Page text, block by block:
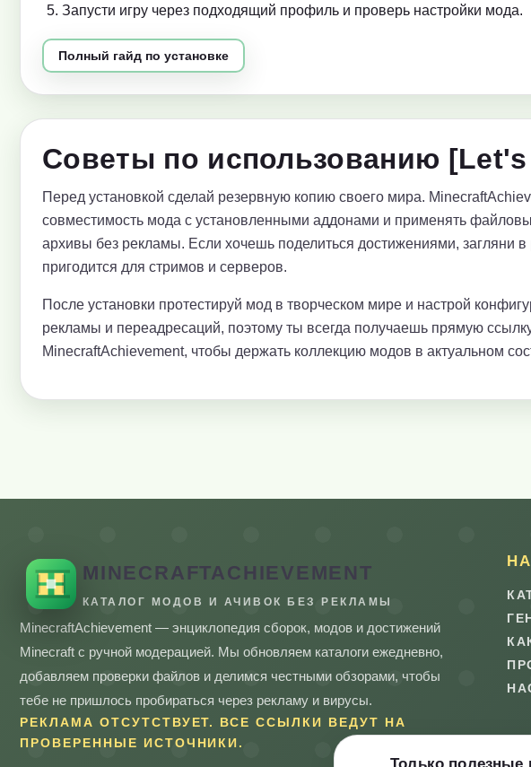
Запусти игру через подходящий профиль и проверь настройки мода.
Полный гайд по установке
Советы по использованию [Let's
Перед установкой сделай резервную копию своего мира.
совместимость мода с установленными аддонами и применять
архивы без рекламы. Если хочешь поделиться достижениями, загляни
пригодится для стримов и серверов.
После установки протестируй мод в творческом мире и настрой
рекламы и переадресаций, поэтому ты всегда получаешь прямую
MinecraftAchievement, чтобы держать коллекцию модов в актуальном
MINECRAFTACHIEVEMENT
КАТАЛОГ МОДОВ И АЧИВОК БЕЗ РЕКЛАМЫ
MinecraftAchievement — энциклопедия сборок, модов и достижений
Minecraft с ручной модерацией. Мы обновляем каталоги ежедневно,
добавляем проверки файлов и делимся честными обзорами, чтобы
тебе не пришлось пробираться через рекламу и вирусы.
РЕКЛАМА ОТСУТСТВУЕТ. ВСЕ ССЫЛКИ ВЕДУТ НА
ПРОВЕРЕННЫЕ ИСТОЧНИКИ.